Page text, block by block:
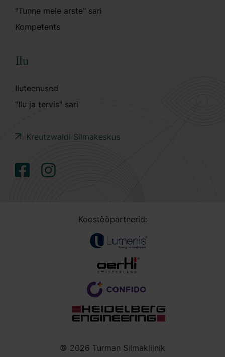
"Tunne meie arste" sari
Kompetents
Ilu
Iluteenused
"Ilu ja tervis" sari
Kreutzwaldi Silmakeskus
© 2026 Turman Silmakliinik
Koostööpartnerid: